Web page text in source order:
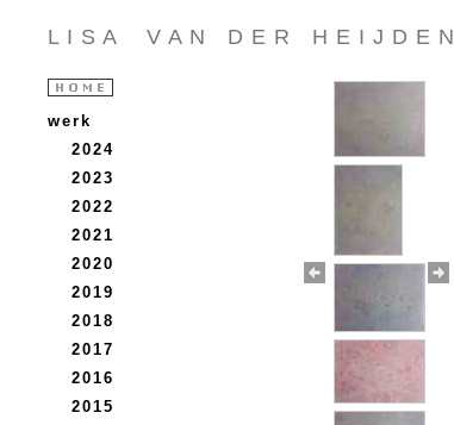
L I S A V A N D E R H E I J D E N
werk
2024
2023
2022
2021
2020
2019
2018
2017
2016
2015